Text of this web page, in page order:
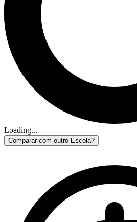
Loading...
Comparar com outro Escola?